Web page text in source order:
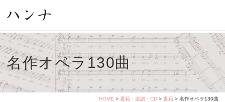
名作オペラ130曲
HOME > 書籍・楽譜・CD> 書籍> 名作オペラ130曲